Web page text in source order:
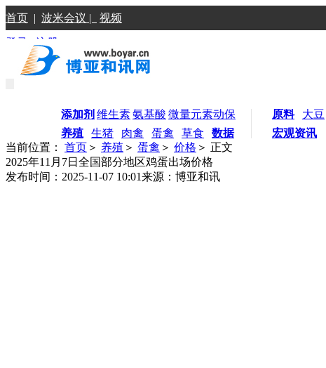
首页 | 波米会议 | 视频
登录 |注册
添加剂 维生素氨基酸 微量元素动保
养殖
生猪 肉禽 蛋禽 草食 数据
原料 大豆
宏观资讯
当前位置： 首页 ＞ 养殖 ＞ 蛋禽 ＞ 价格 ＞ 正文
2025年11月7日全国部分地区鸡蛋出场价格
发布时间：2025-11-07 10:01来源：博亚和讯